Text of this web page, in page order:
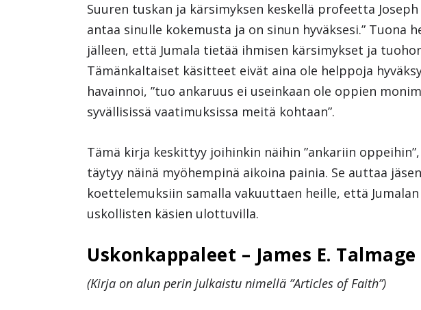
Suuren tuskan ja kärsimyksen keskellä profeetta
antaa sinulle kokemusta ja on sinun hyväksesi.” Tuona
jälleen, että Jumala tietää ihmisen kärsimykset ja
Tämänkaltaiset käsitteet eivät aina ole helppoja
havainnoi, ”tuo ankaruus ei useinkaan ole oppien
syvällisissä vaatimuksissa meitä kohtaan”.
Tämä kirja keskittyy joihinkin näihin ”ankariin
täytyy näinä myöhempinä aikoina painia. Se auttaa
koettelemuksiin samalla vakuuttaen heille, että
uskollisten käsien ulottuvilla.
Uskonkappaleet – James E. Talmage
(Kirja on alun perin julkaistu nimellä ”Articles of Faith”)